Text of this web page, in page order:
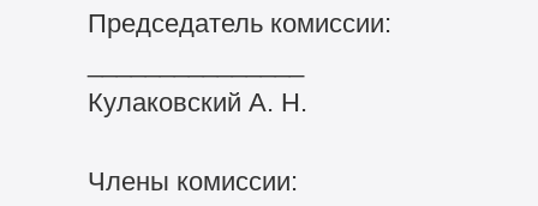
Председатель комиссии:
Кулаковский А. Н.
Члены комиссии: